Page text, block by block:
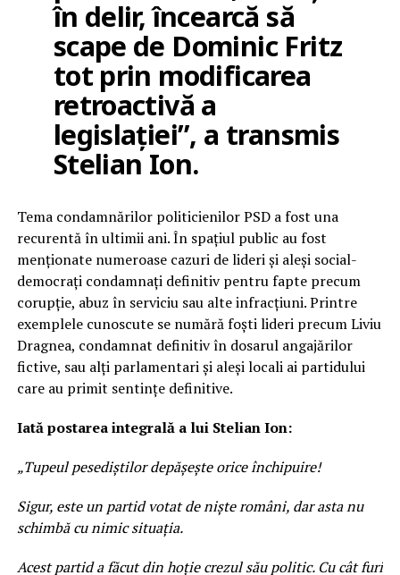
în delir, încearcă să
scape de Dominic Fritz
tot prin modificarea
retroactivă a
legislației”, a transmis
Stelian Ion.
Tema condamnărilor politicienilor PSD a fost una
recurentă în ultimii ani. În spațiul public au fost
menționate numeroase cazuri de lideri și aleși social-
democrați condamnați definitiv pentru fapte precum
corupție, abuz în serviciu sau alte infracțiuni. Printre
exemplele cunoscute se numără foști lideri precum Liviu
Dragnea, condamnat definitiv în dosarul angajărilor
fictive, sau alți parlamentari și aleși locali ai partidului
care au primit sentințe definitive.
Iată postarea integrală a lui Stelian Ion:
„Tupeul pesediștilor depășește orice închipuire!
Sigur, este un partid votat de niște români, dar asta nu
schimbă cu nimic situația.
Acest partid a făcut din hoție crezul său politic. Cu cât furi